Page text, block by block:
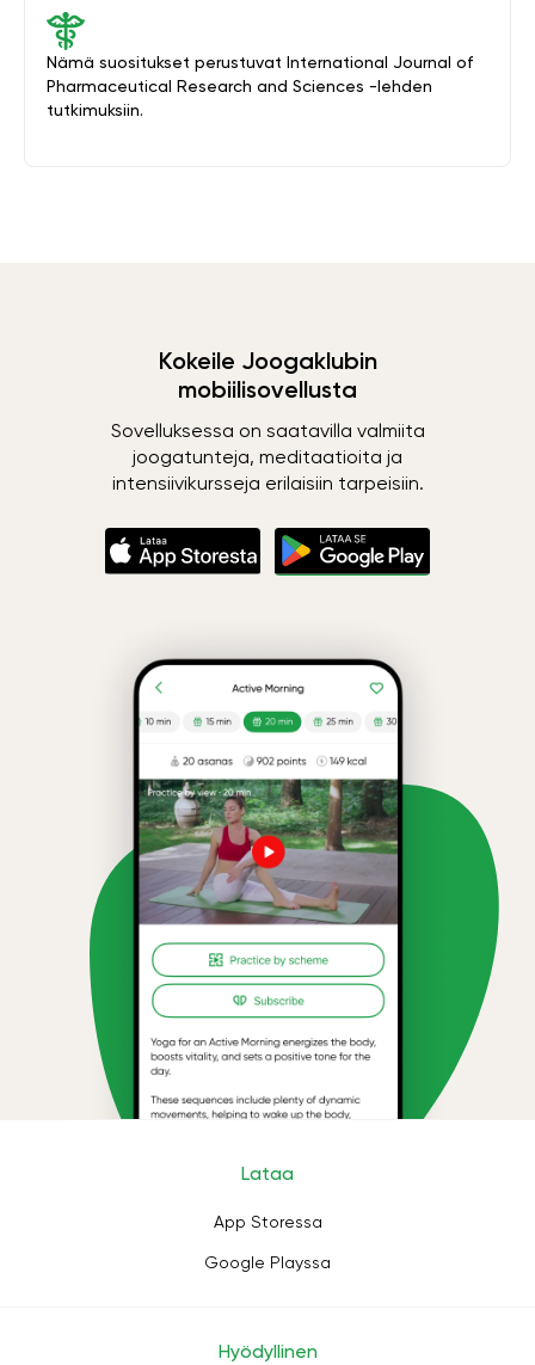
Nämä suositukset perustuvat International Journal of
Pharmaceutical Research and Sciences -lehden
tutkimuksiin.
Kokeile Joogaklubin
mobiilisovellusta
Sovelluksessa on saatavilla valmiita
joogatunteja, meditaatioita ja
intensiivikursseja erilaisiin tarpeisiin.
Lataa
App Storessa
Google Playssa
Hyödyllinen